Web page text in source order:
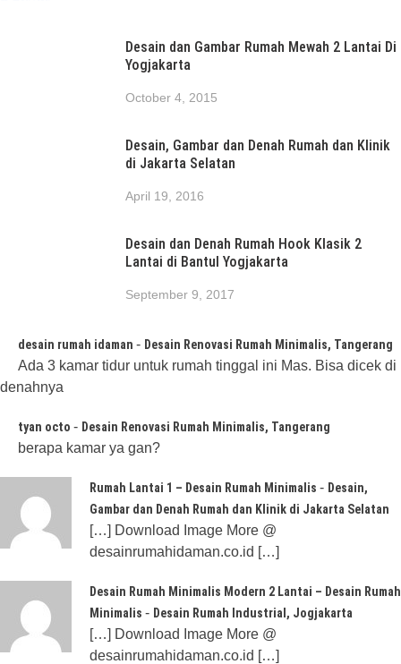
Desain dan Gambar Rumah Mewah 2 Lantai Di
Yogjakarta
October 4, 2015
Desain, Gambar dan Denah Rumah dan Klinik
di Jakarta Selatan
April 19, 2016
Desain dan Denah Rumah Hook Klasik 2
Lantai di Bantul Yogjakarta
September 9, 2017
desain rumah idaman - Desain Renovasi Rumah Minimalis, Tangerang
Ada 3 kamar tidur untuk rumah tinggal ini Mas. Bisa dicek di
denahnya
tyan octo - Desain Renovasi Rumah Minimalis, Tangerang
berapa kamar ya gan?
Rumah Lantai 1 – Desain Rumah Minimalis - Desain,
Gambar dan Denah Rumah dan Klinik di Jakarta Selatan
[…] Download Image More @
desainrumahidaman.co.id […]
Desain Rumah Minimalis Modern 2 Lantai – Desain Rumah
Minimalis - Desain Rumah Industrial, Jogjakarta
[…] Download Image More @
desainrumahidaman.co.id […]